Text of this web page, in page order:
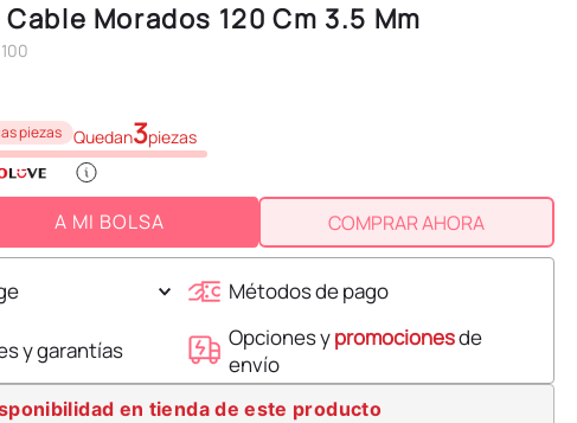
Morados 120 Cm 3.5 Mm
piezas Quedan3piezas
A MI BOLSA COMPRAR AHORA
Métodos de pago
y garantías Opciones ypromocionesde
envío
en tienda de este producto